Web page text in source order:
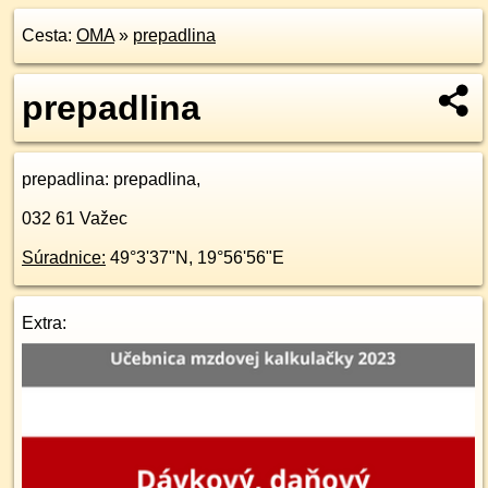
Cesta: OMA» prepadlina
prepadlina
prepadlina: prepadlina,
032 61 Važec
Súradnice: 49°3'37"N , 19°56'56"E
Extra: